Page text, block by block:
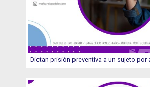
Dictan prisión preventiva a un sujeto por